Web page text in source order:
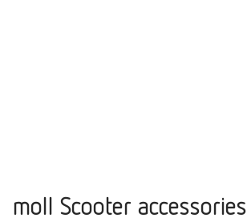
moll Scooter accessories